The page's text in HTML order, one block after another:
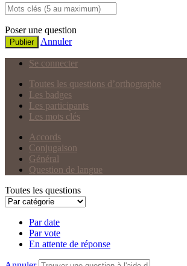
Poser une question
Publier Annuler
Se connecter
Toutes les questions d’orthographe
Les badges
Les participants
Les mots clés
Accords
Conjugaison
Général
Question de langue
Toutes les questions
Par date
Par vote
En attente de réponse